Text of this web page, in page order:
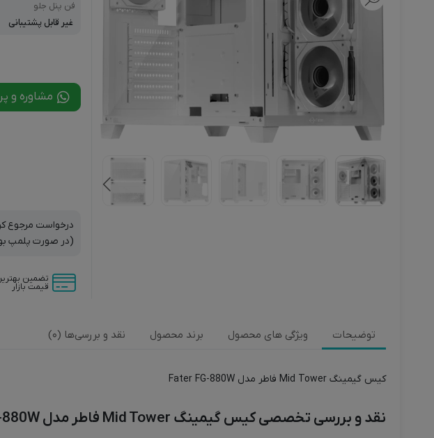
فن پنل جلو
غیر قابل پشتیبانی
مشاوره و
درخواست مرجوع
(در صورت پلمپ
تضمین
قیمت بازار
توضیحات ویژگی های محصول برند محصول نقد و بررسی‌ها (0)
کیس گیمینگ Mid Tower فاطر مدل Fater FG-880W
نقد و بررسی تخصصی کیس گیمینگ Mid Tower فاطر مدل Fater FG-880W